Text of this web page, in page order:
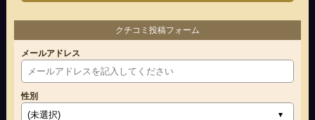
クチコミ投稿フォーム
メールアドレス
性別